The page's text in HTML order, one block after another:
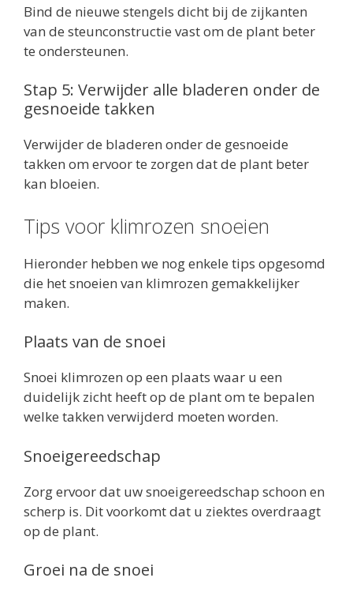
Bind de nieuwe stengels dicht bij de zijkanten
van de steunconstructie vast om de plant beter
te ondersteunen.
Stap 5: Verwijder alle bladeren onder de
gesnoeide takken
Verwijder de bladeren onder de gesnoeide
takken om ervoor te zorgen dat de plant beter
kan bloeien.
Tips voor klimrozen snoeien
Hieronder hebben we nog enkele tips opgesomd
die het snoeien van klimrozen gemakkelijker
maken.
Plaats van de snoei
Snoei klimrozen op een plaats waar u een
duidelijk zicht heeft op de plant om te bepalen
welke takken verwijderd moeten worden.
Snoeigereedschap
Zorg ervoor dat uw snoeigereedschap schoon en
scherp is. Dit voorkomt dat u ziektes overdraagt
op de plant.
Groei na de snoei